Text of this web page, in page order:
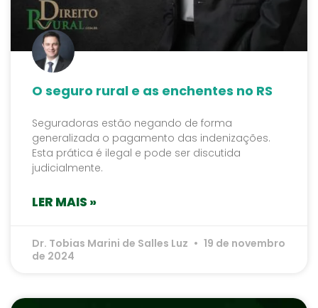
O seguro rural e as enchentes no RS
Seguradoras estão negando de forma
generalizada o pagamento das indenizações.
Esta prática é ilegal e pode ser discutida
judicialmente.
LER MAIS »
Dr. Tobias Marini de Salles Luz
19 de novembro
de 2024